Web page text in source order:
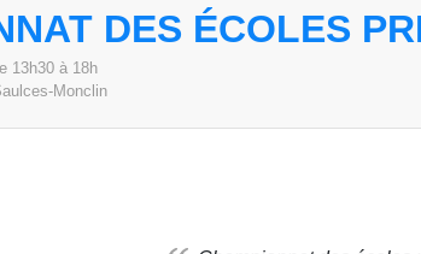
DES ÉCOLES
13h30 à 18h
Monclin